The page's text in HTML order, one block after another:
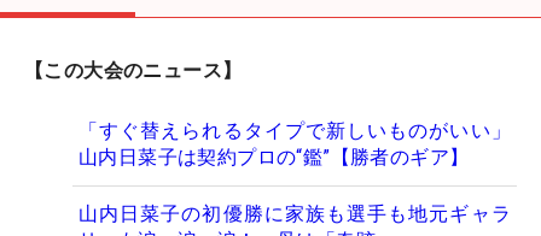
【この大会のニュース】
「すぐ替えられるタイプで新しいものがいい」
山内日菜子は契約プロの“鑑”【勝者のギア】
山内日菜子の初優勝に家族も選手も地元ギャラ